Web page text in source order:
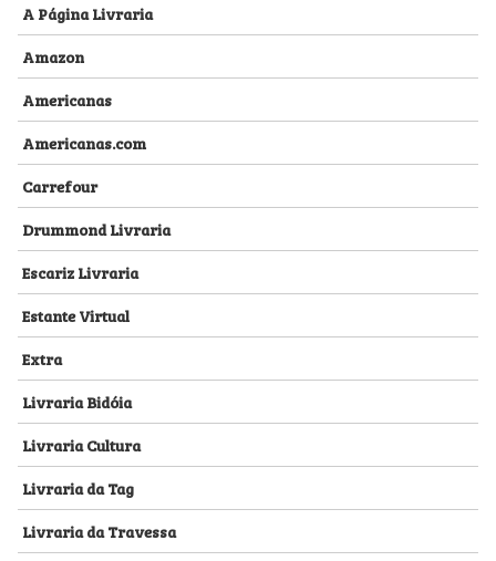
A Página Livraria
Amazon
Americanas
Americanas.com
Carrefour
Drummond Livraria
Escariz Livraria
Estante Virtual
Extra
Livraria Bidóia
Livraria Cultura
Livraria da Tag
Livraria da Travessa